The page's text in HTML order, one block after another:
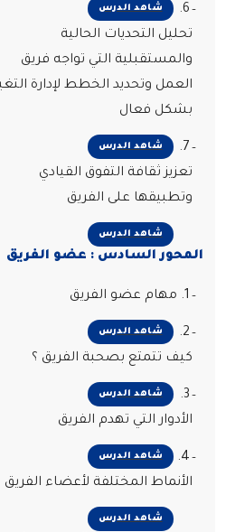
شاهد الدرس
6.
تحليل التحديات الحالية
والمستقبلية التي تواجه فريق
العمل وتحديد الخطط لإدارة التغيير
بشكل فعال
شاهد الدرس
7.
تعزيز ثقافة التفوق القيادي
وتطبيقها على الفريق
شاهد الدرس
المحور السادس : عضو الفريق
شاهد الدرس
2.
كيف تتمتع بصحبة الفريق ؟
شاهد الدرس
3.
الأدوار التي تهدم الفريق
شاهد الدرس
4.
الأنماط المختلفة لأعضاء الفريق
شاهد الدرس